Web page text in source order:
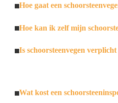
Hoe gaat een
Hoe kan ik zelf mijn
Is schoorsteenvegen
Wat kost een